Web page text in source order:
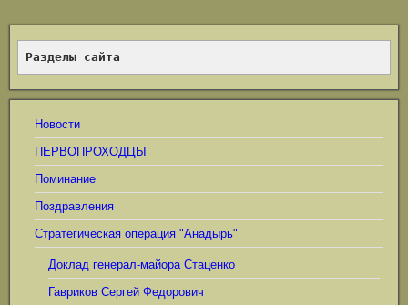
Разделы сайта
Новости
ПЕРВОПРОХОДЦЫ
Поминание
Поздравления
Стратегическая операция "Анадырь"
Доклад генерал-майора Стаценко
Гавриков Сергей Федорович